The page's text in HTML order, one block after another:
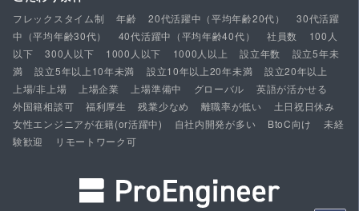
フレックスタイム制 年齢 20代活躍中（平均年齢20代）
30代活躍
中（平均年齢30代）
40代活躍中（平均年齢40代） 社員数
100人
以下
300人以下 1000人以下 1000人以上 設立年数
設立5年未
満
設立5年以上10年未満 設立10年以上20年未満
設立20年以上
上場/非上場
上場企業 上場準備中 グローバル
英語が活かせる
外国籍相談可
福利厚生 残業少なめ 離職率が低い
土日祝日休み
女性エンジニアが在籍(or活躍中)
自社内開発が多い BtoC向け
未経
験歓迎
リモートワーク可